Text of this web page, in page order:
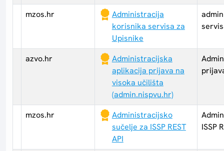
mzos.hr
Administracija
korisnika servisa za
Upisnike
azvo.hr
Administracijska
aplikacija prijava na
visoka učilišta
(admin.nispvu.hr)
mzos.hr
Administracijsko
sučelje za ISSP REST
API
ISSP